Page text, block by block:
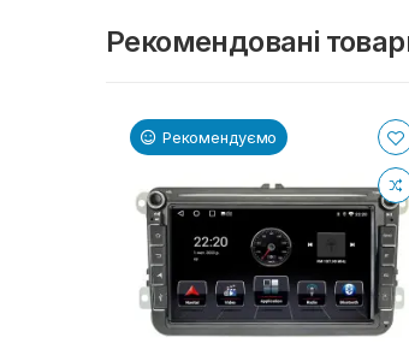
Рекомендовані
Рекомендуємо